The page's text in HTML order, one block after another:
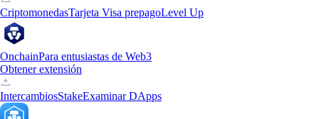
CriptomonedasTarjeta Visa prepagoLevel Up
OnchainPara entusiastas de Web3
Obtener extensión
IntercambiosStakeExaminar DApps